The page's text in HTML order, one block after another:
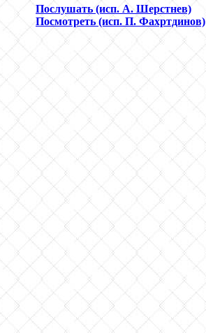
Послушать (исп. А. Шерстнев)
Посмотреть (исп. П. Фахртдинов)